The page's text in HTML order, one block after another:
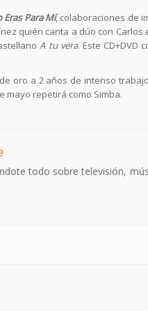
Eras Para Mí, colaboraciones de
quién canta a dúo con Carlos
A tu vera. Este CD+DVD
oro a 2 años de intenso
mayo repetirá como Simba.
todo sobre televisión,